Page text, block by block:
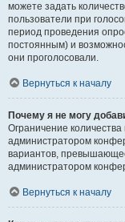
можете задать
пользователи при
период проведения
постоянным) и
они проголосовали.
Вернуться к началу
Почему я не могу
Ограничение
администратором
вариантов,
администратором
Вернуться к началу